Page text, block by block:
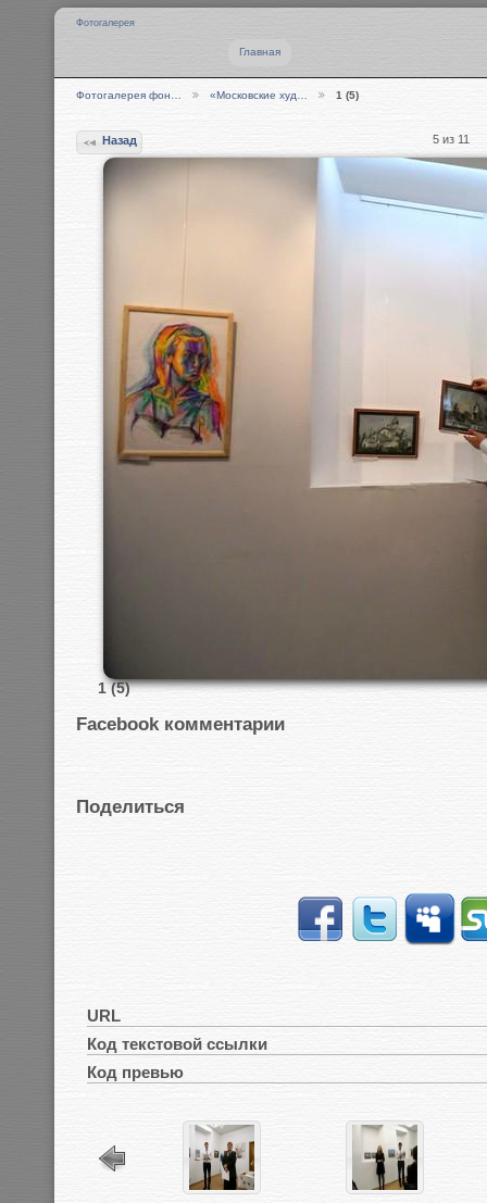
Фотогалерея
Главная
Фотогалерея фон… «Московские худ… 1 (5)
Назад 5 из 11
1 (5)
Facebook комментарии
Поделиться
URL
Код текстовой ссылки
Код превью